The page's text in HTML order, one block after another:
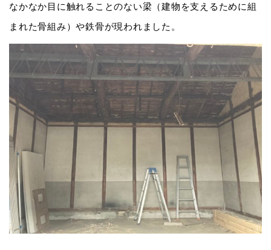
なかなか目に触れることのない梁（建物を支えるために組
まれた骨組み）や鉄骨が現われました。